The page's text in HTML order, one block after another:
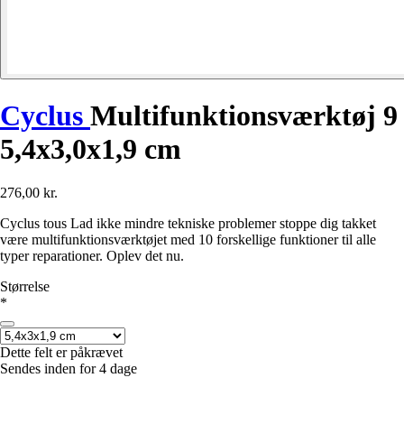
Cyclus Multifunktionsværktøj 9
5,4x3,0x1,9 cm
276,00 kr.
Cyclus tous Lad ikke mindre tekniske problemer stoppe dig takket
være multifunktionsværktøjet med 10 forskellige funktioner til alle
typer reparationer. Oplev det nu.
Størrelse
*
Dette felt er påkrævet
Sendes inden for 4 dage